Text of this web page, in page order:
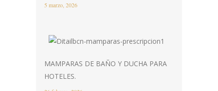
5 marzo, 2026
MAMPARAS DE BAÑO Y DUCHA PARA
HOTELES.